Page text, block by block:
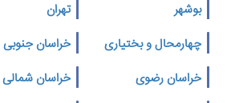
بوشهر
تهران
چهارمحال و بختیاری
خراسان جنوبی
خراسان رضوی
خراسان شمالی